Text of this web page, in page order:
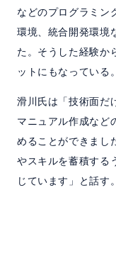
などのプログラミン
環境、統合開発環境
た。そうした経験か
ットにもなっている。
滑川氏は「技術面だ
マニュアル作成など
めることができまし
やスキルを蓄積する
じています」と話す。